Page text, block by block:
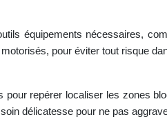
équipements nécessaires,
pour éviter tout risque
repérer localiser les zones
délicatesse pour ne pas